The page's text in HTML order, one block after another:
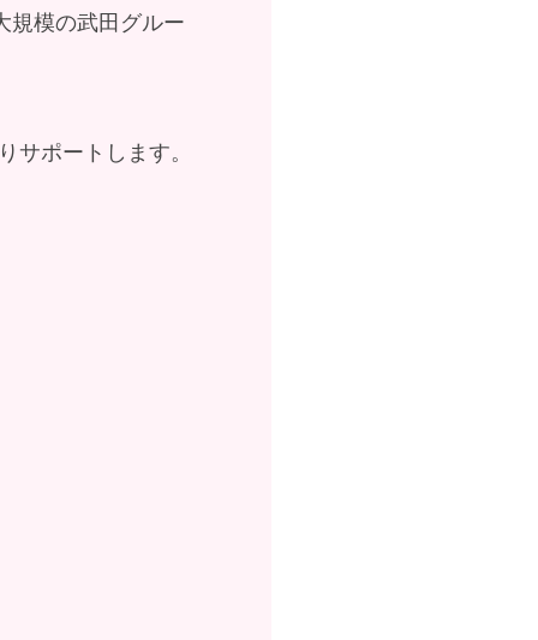
規模の武田グルー
サポートします。